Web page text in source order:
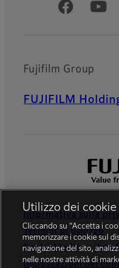
Social media
Fujifilm Group
FUJIFILM
Informativa sulla
Termini di utilizzo
Social Media
App
Impostazioni dei
Utilizzo dei cookie
Cliccando su “Accetta i
memorizzare i cookie sul
navigazione del sito,
nelle nostre attività di